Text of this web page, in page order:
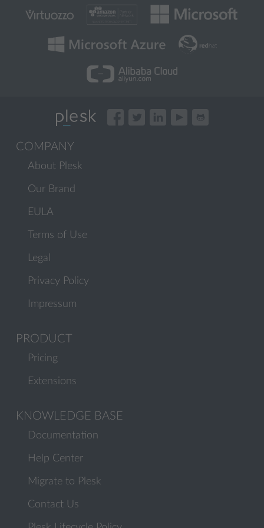
COMPANY
About Plesk
Our Brand
EULA
Terms of Use
Legal
Privacy Policy
Impressum
PRODUCT
Pricing
Extensions
KNOWLEDGE BASE
Documentation
Help Center
Migrate to Plesk
Contact Us